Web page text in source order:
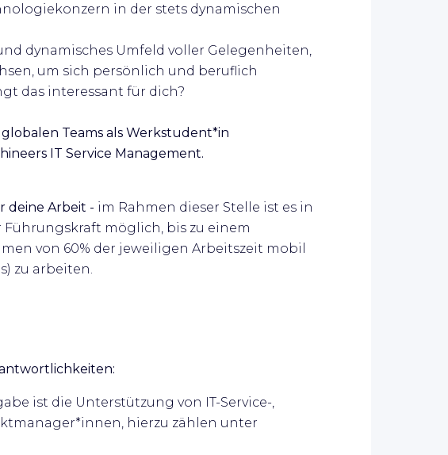
in der stets dynamischen
dynamisches Umfeld voller Gelegenheiten,
um sich persönlich und beruflich
das interessant für dich?
Teams als Werkstudent*in
IT Service Management.
deine Arbeit - im Rahmen dieser Stelle ist es in
möglich, bis zu einem
von 60% der jeweiligen Arbeitszeit mobil
zu arbeiten.
ist die Unterstützung von IT-Service-,
hierzu zählen unter